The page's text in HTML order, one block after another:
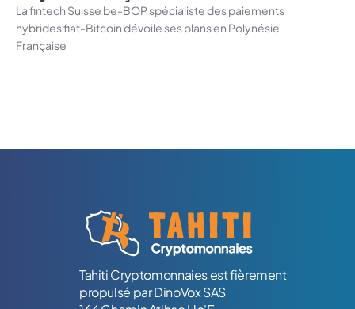
La fintech Suisse be-BOP spécialiste des paiements
hybrides fiat-Bitcoin dévoile ses plans en Polynésie
Française
Tahiti Cryptomonnaies est fièrement
propulsé par DinoVox SAS